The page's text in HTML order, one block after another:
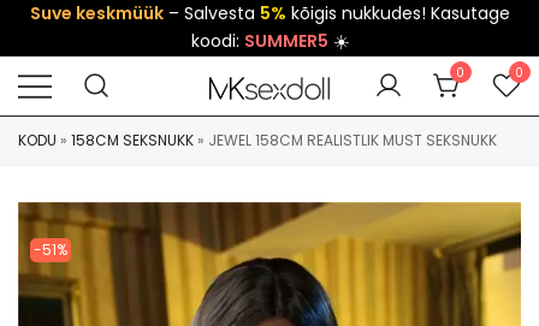
Suve keskmüük– Salvesta 5% kõigis nukkudes! Kasutage
koodi: SUMMER5 ☀️
0 0
KODU » 158CM SEKSNUKK » JEWEL 158CM REALISTLIK MUST SEKSNUKK
-51%